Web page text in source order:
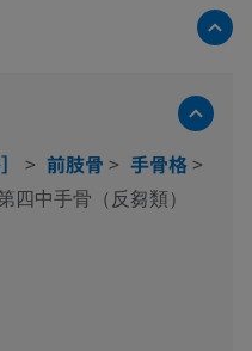
> 前肢骨 > 手骨格>
四中手骨（反芻類）